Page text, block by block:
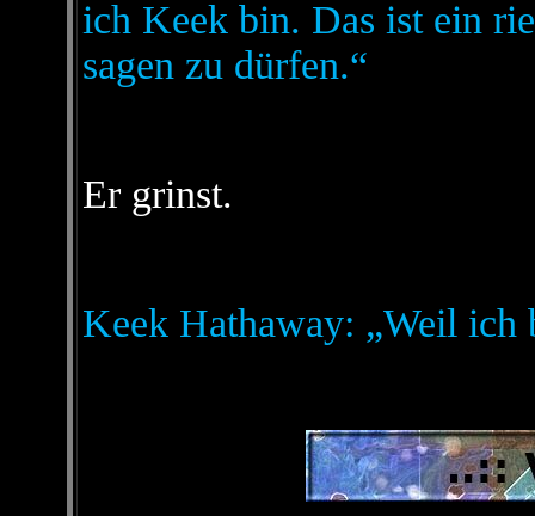
ich Keek bin. Das ist ein
sagen zu dürfen.“
Er grinst.
Keek Hathaway: „Weil ich